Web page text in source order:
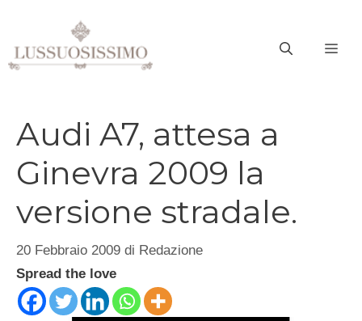
contenuto
Audi A7, attesa a
Ginevra 2009 la
versione stradale.
20 Febbraio 2009 di Redazione
Spread the love